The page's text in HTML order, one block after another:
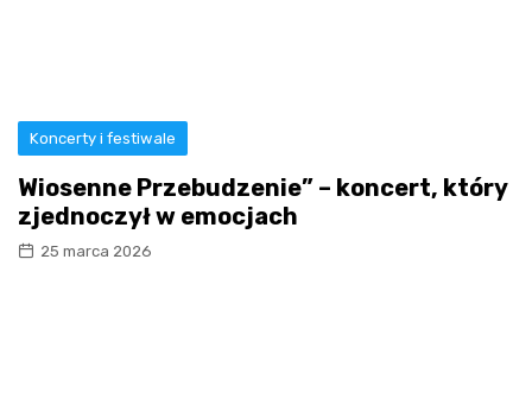
Koncerty i festiwale
Wiosenne Przebudzenie” – koncert, który
zjednoczył w emocjach
25 marca 2026